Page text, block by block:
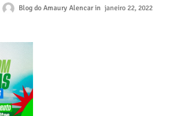
Blog do Amaury Alencar janeiro 22, 2022